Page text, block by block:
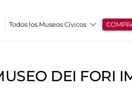
Todos los Museos Cívicos
DEI FORI